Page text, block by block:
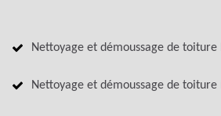
Nettoyage et démoussage de toiture
Nettoyage et démoussage de toiture